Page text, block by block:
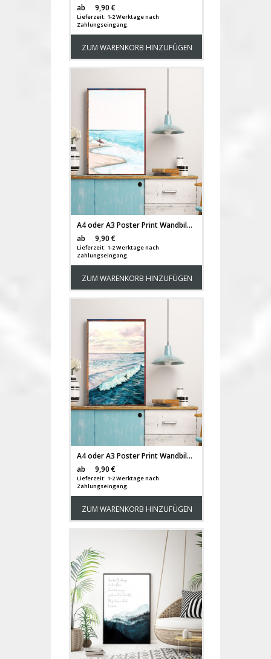
ab
9,90 €
Lieferzeit: 1-2 Werktage nach
Zahlungseingang.
ZUM WARENKORB HINZUFÜGEN
A4 oder A3 Poster Print Wandbild Surfer am Strand mit Surfboard Plakat Meer p165
ab
9,90 €
Lieferzeit: 1-2 Werktage nach
Zahlungseingang.
ZUM WARENKORB HINZUFÜGEN
A4 oder A3 Poster Print Wandbild Surfer auf Welle Plakat Meer Aquarell Kunstdruck p164
ab
9,90 €
Lieferzeit: 1-2 Werktage nach
Zahlungseingang.
ZUM WARENKORB HINZUFÜGEN